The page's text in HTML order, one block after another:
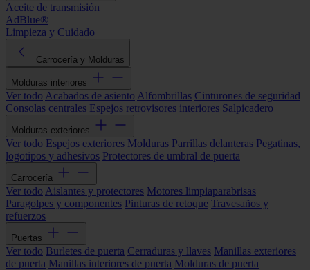
Aceite de transmisión
AdBlue®
Limpieza y Cuidado
Carrocería y Molduras
Molduras interiores
Ver todo Acabados de asiento Alfombrillas Cinturones de seguridad
Consolas centrales Espejos retrovisores interiores Salpicadero
Molduras exteriores
Ver todo Espejos exteriores Molduras Parrillas delanteras Pegatinas,
logotipos y adhesivos Protectores de umbral de puerta
Carrocería
Ver todo Aislantes y protectores Motores limpiaparabrisas
Paragolpes y componentes Pinturas de retoque Travesaños y
refuerzos
Puertas
Ver todo Burletes de puerta Cerraduras y llaves Manillas exteriores
de puerta Manillas interiores de puerta Molduras de puerta